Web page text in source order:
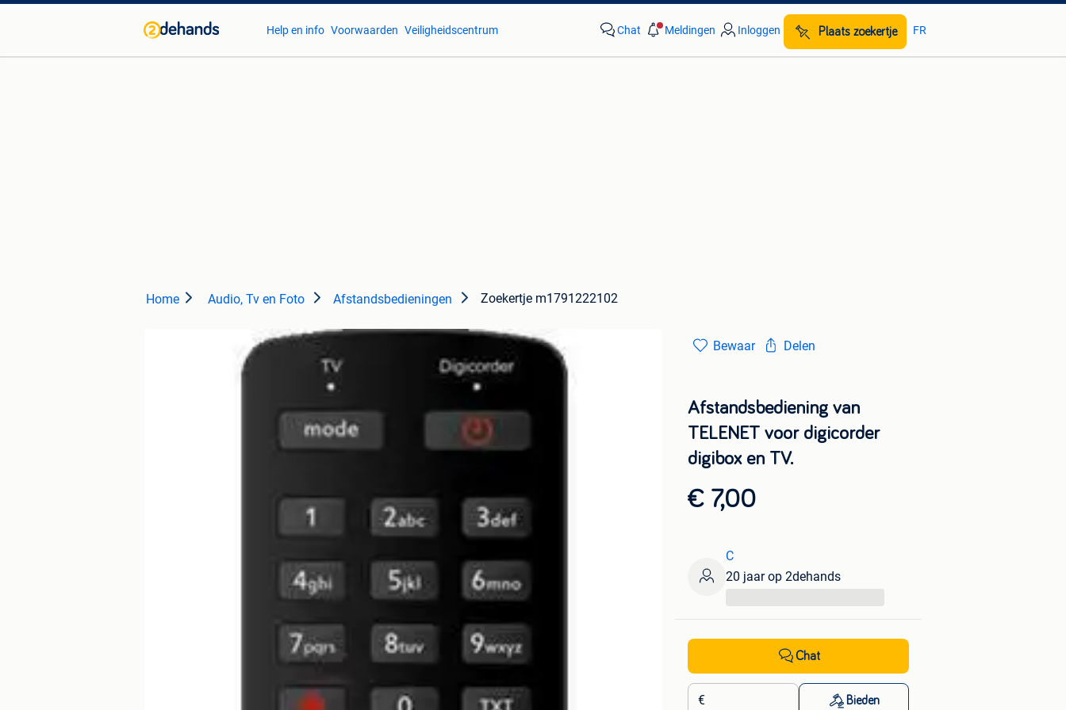
Help en info Voorwaarden Veiligheidscentrum Chat Meldingen Inloggen Plaats zoekertje FR
Home Audio, Tv en Foto Afstandsbedieningen Zoekertje m1791222102
Bewaar Delen
Afstandsbediening van
TELENET voor digicorder
digibox en TV.
€ 7,00
C
20 jaar op 2dehands
Chat
€ Bieden